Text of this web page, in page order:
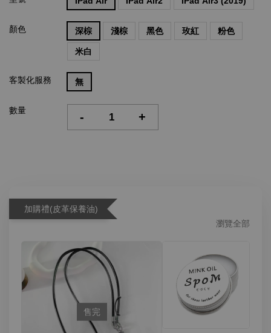
顏色 深棕 淺棕 黑色 玫紅 粉色
米白
客製化服務 無
數量 - +
加購禮(皮革保養油)
瀏覽全部
售完